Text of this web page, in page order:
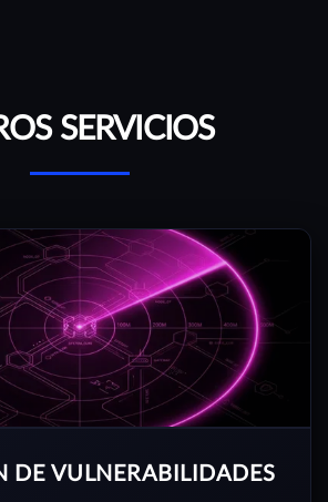
SERVICIOS
DE VULNERABILIDADES